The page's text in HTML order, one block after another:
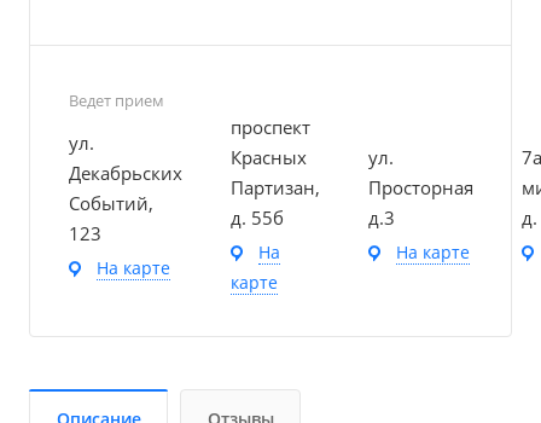
Ведет прием
ул.
Декабрьских
Событий,
123
На карте
проспект
Красных
Партизан,
д. 55б
На
карте
ул.
Просторная
д.3
На карте
7а